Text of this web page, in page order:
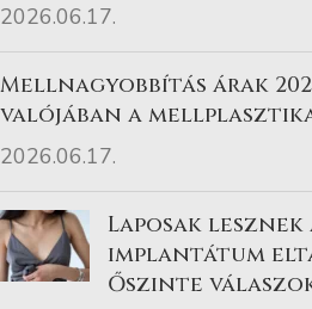
2026.06.17.
Mellnagyobbítás árak
valójában a
2026.06.17.
Laposak
implantátum
Őszinte